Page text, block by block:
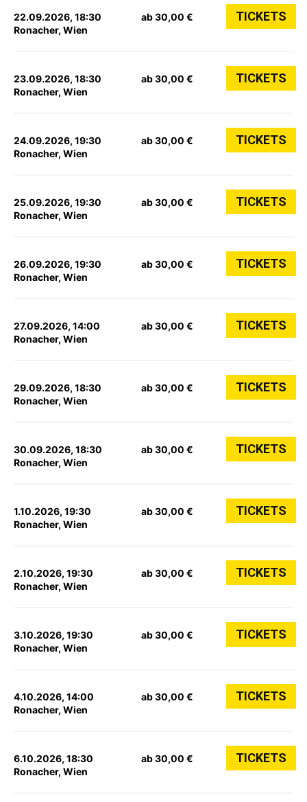
22.09.2026, 18:30
Ronacher, Wien
ab 30,00 € TICKETS
23.09.2026, 18:30
Ronacher, Wien
ab 30,00 € TICKETS
24.09.2026, 19:30
Ronacher, Wien
ab 30,00 € TICKETS
25.09.2026, 19:30
Ronacher, Wien
ab 30,00 € TICKETS
26.09.2026, 19:30
Ronacher, Wien
ab 30,00 € TICKETS
27.09.2026, 14:00
Ronacher, Wien
ab 30,00 € TICKETS
29.09.2026, 18:30
Ronacher, Wien
ab 30,00 € TICKETS
30.09.2026, 18:30
Ronacher, Wien
ab 30,00 € TICKETS
1.10.2026, 19:30
Ronacher, Wien
ab 30,00 € TICKETS
2.10.2026, 19:30
Ronacher, Wien
ab 30,00 € TICKETS
3.10.2026, 19:30
Ronacher, Wien
ab 30,00 € TICKETS
4.10.2026, 14:00
Ronacher, Wien
ab 30,00 € TICKETS
6.10.2026, 18:30
Ronacher, Wien
ab 30,00 € TICKETS